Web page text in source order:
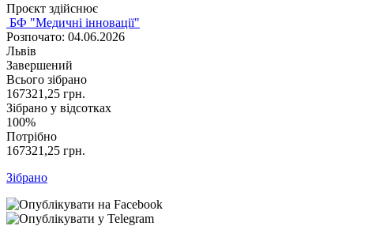
Проєкт здійснює
БФ "Медичні інновації"
Розпочато: 04.06.2026
Львів
Завершений
Всього зібрано
167321,25 грн.
Зібрано у відсотках
100%
Потрібно
167321,25 грн.
Зібрано